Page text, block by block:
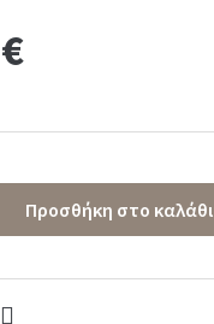
€Current
is:
4,50 €.
Προσθήκη στο καλάθι
LinkedIn